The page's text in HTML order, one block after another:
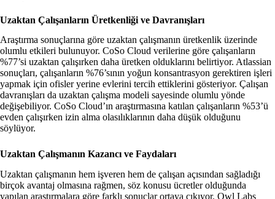
Uzaktan Çalışanların Üretkenliği ve Davranışları
Araştırma sonuçlarına göre uzaktan çalışmanın üretkenlik üzerinde
olumlu etkileri bulunuyor. CoSo Cloud verilerine göre çalışanların
%77’si uzaktan çalışırken daha üretken olduklarını belirtiyor. Atlassian
sonuçları, çalışanların %76’sının yoğun konsantrasyon gerektiren işleri
yapmak için ofisler yerine evlerini tercih ettiklerini gösteriyor. Çalışan
davranışları da uzaktan çalışma modeli sayesinde olumlu yönde
değişebiliyor. CoSo Cloud’ın araştırmasına katılan çalışanların %53’ü
evden çalışırken izin alma olasılıklarının daha düşük olduğunu
söylüyor.
Uzaktan Çalışmanın Kazancı ve Faydaları
Uzaktan çalışmanın hem işveren hem de çalışan açısından sağladığı
birçok avantaj olmasına rağmen, söz konusu ücretler olduğunda
yapılan araştırmalara göre farklı sonuçlar ortaya çıkıyor. Owl Labs